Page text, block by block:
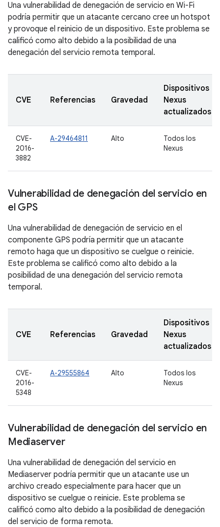
Una vulnerabilidad de denegación de servicio en Wi-Fi
podría permitir que un atacante cercano cree un hotspot
y provoque el reinicio de un dispositivo. Este problema se
calificó como alto debido a la posibilidad de una
denegación del servicio remota temporal.
CVE Referencias Gravedad
Dispositivos
Nexus
actualizados
CVE-
2016-
3882
A-29464811 Alto
Todos los
Nexus
Vulnerabilidad de denegación del servicio en
el GPS
Una vulnerabilidad de denegación de servicio en el
componente GPS podría permitir que un atacante
remoto haga que un dispositivo se cuelgue o reinicie.
Este problema se calificó como alto debido a la
posibilidad de una denegación del servicio remota
temporal.
CVE Referencias Gravedad
Dispositivos
Nexus
actualizados
CVE-
2016-
5348
A-29555864 Alto
Todos los
Nexus
Vulnerabilidad de denegación del servicio en
Mediaserver
Una vulnerabilidad de denegación del servicio en
Mediaserver podría permitir que un atacante use un
archivo creado especialmente para hacer que un
dispositivo se cuelgue o reinicie. Este problema se
calificó como alto debido a la posibilidad de denegación
del servicio de forma remota.